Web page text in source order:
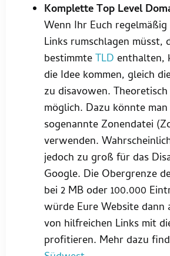
Komplette Top Level
Wenn Ihr Euch
Links rumschlagen müsst,
bestimmteTLD enthalten,
die Idee kommen, gleich
zu disavowen.
möglich. Dazu könnte
sogenannte Zonendatei
verwenden.
jedoch zu groß für das
Google. Die Obergrenze
bei 2 MB oder 100.000
würde Eure Website dann
von hilfreichen Links mit
profitieren. Mehr dazu